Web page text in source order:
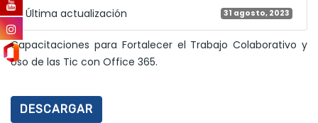
Última actualización 31 agosto, 2023
Capacitaciones para Fortalecer el Trabajo Colaborativo y
Uso de las Tic con Office 365.
DESCARGAR